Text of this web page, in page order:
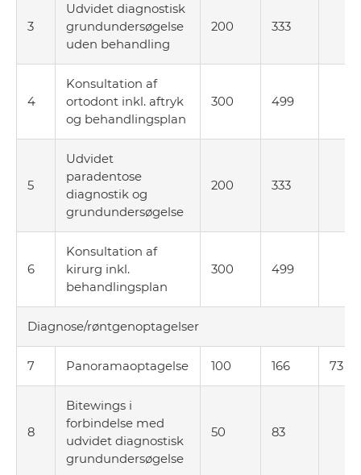
3
Udvidet diagnostisk
grundundersøgelse
uden behandling
200 333
4
Konsultation af
ortodont inkl. aftryk
og behandlingsplan
300 499
5
Udvidet
paradentose
diagnostik og
grundundersøgelse
200 333
6
Konsultation af
kirurg inkl.
behandlingsplan
300 499
Diagnose/røntgenoptagelser
7 Panoramaoptagelse 100 166 73
8
Bitewings i
forbindelse med
udvidet diagnostisk
grundundersøgelse
50 83